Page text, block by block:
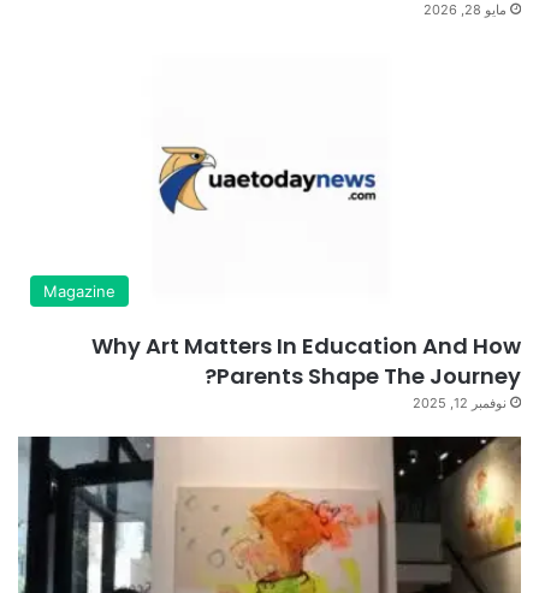
مايو 28, 2026
Magazine
Why Art Matters In Education And How
Parents Shape The Journey?
نوفمبر 12, 2025